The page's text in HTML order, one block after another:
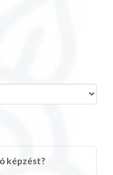
képzést?